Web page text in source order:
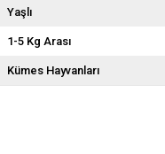
Yaşlı
1-5 Kg Arası
Kümes Hayvanları